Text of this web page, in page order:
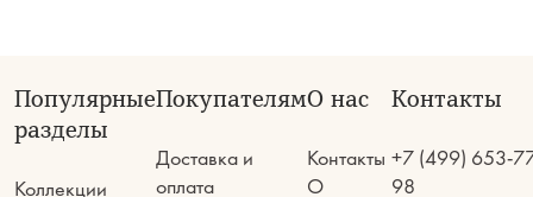
Популярные
разделы
Коллекции
Покупателям
Доставка и
оплата
О нас
Контакты
О
Контакты
+7 (499) 653-
98